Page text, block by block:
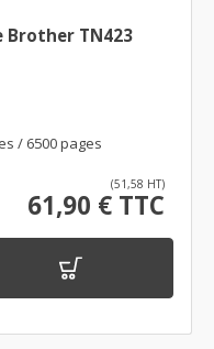
Brother TN423
/ 6500 pages
(51,58 HT)
61,90 € TTC